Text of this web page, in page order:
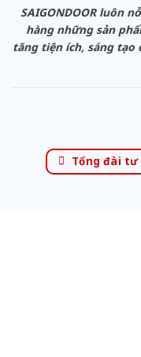
SAIGONDOOR luôn
hàng những sản
tăng tiện ích, sáng
Tổng đài tư